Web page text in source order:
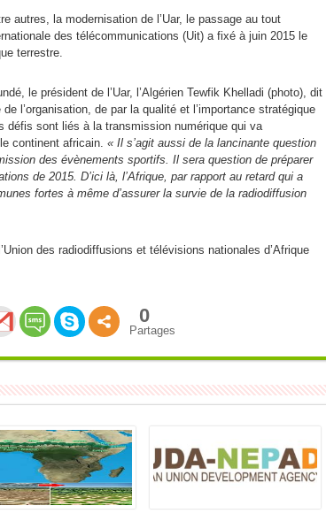
autres, la modernisation de l’Uar, le passage au tout
des télécommunications (Uit) a fixé à juin 2015 le
terrestre.
le président de l’Uar, l’Algérien Tewfik Khelladi (photo), dit
l’organisation, de par la qualité et l’importance stratégique
sont liés à la transmission numérique qui va
continent africain. « Il s’agit aussi de la lancinante question
des évènements sportifs. Il sera question de préparer
de 2015. D’ici là, l’Afrique, par rapport au retard qui a
fortes à même d’assurer la survie de la radiodiffusion
des radiodiffusions et télévisions nationales d’Afrique
0
Partages